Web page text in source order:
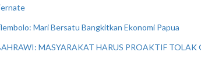
Mari Bersatu Bangkitkan Ekonomi Papua
MASYARAKAT HARUS PROAKTIF TOLAK